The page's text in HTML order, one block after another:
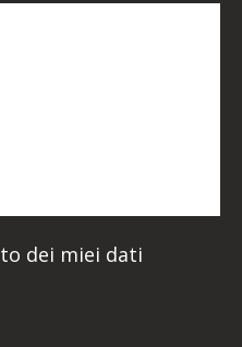
dei miei dati